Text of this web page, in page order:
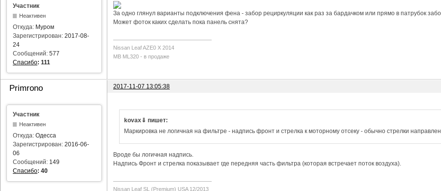
Участник
Неактивен
Откуда: Муром
Зарегистрирован: 2017-08-
24
Сообщений: 577
Спасибо: 111
За одно глянул варианты подключения фена - забор рециркуляции как раз за бардачком или прямо в патрубок
Может фоток каких сделать пока панель снята?
Nissan Leaf AZE0 X 2014
MB ML320 - в продаже
Primrono 2017-11-07 13:05:38
Участник
Неактивен
Откуда: Одесса
Зарегистрирован: 2016-06-
06
Сообщений: 149
Спасибо: 40
kovax⇓ пишет:
Маркировка не логичная на фильтре - надпись фронт и стрелка к моторному отсеку - обычно стрелки
Вроде бы логичная надпись.
Надпись Фронт и стрелка показывает где передняя часть фильтра (которая встречает поток воздуха).
Nissan Leaf SL (Premium) USA 12/2013